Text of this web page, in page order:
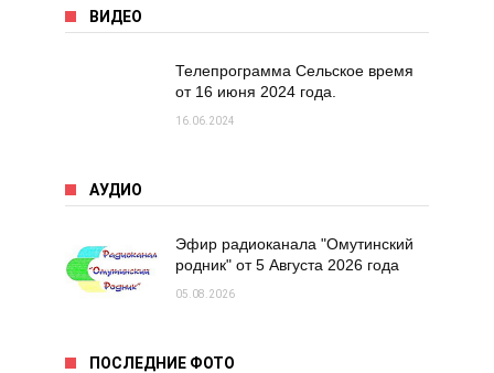
ВИДЕО
Телепрограмма Сельское время
от 16 июня 2024 года.
16.06.2024
АУДИО
Эфир радиоканала "Омутинский
родник" от 5 Августа 2026 года
05.08.2026
ПОСЛЕДНИЕ ФОТО